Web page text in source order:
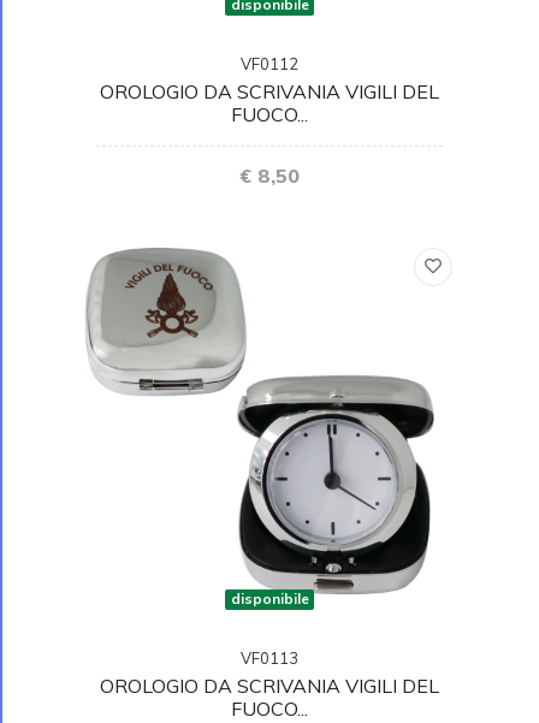
disponibile
VF0112
OROLOGIO DA SCRIVANIA VIGILI DEL
FUOCO...
€ 8,50
disponibile
VF0113
OROLOGIO DA SCRIVANIA VIGILI DEL
FUOCO...